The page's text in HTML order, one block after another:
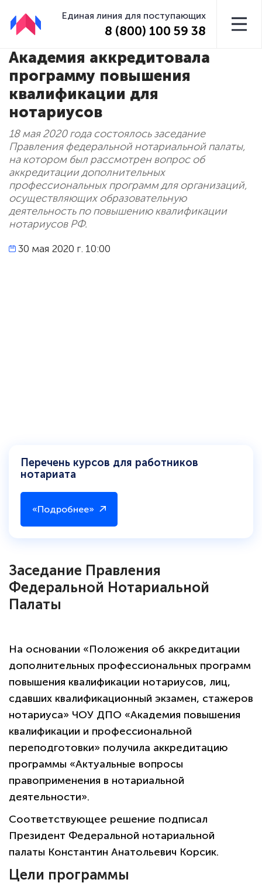
Единая линия для поступающих
8 (800) 100 59 38
Академия аккредитовала
программу повышения
квалификации для
нотариусов
18 мая 2020 года состоялось заседание
Правления федеральной нотариальной палаты,
на котором был рассмотрен вопрос об
аккредитации дополнительных
профессиональных программ для организаций,
осуществляющих образовательную
деятельность по повышению квалификации
нотариусов РФ.
30 мая 2020 г. 10:00
Перечень курсов для работников
нотариата
«Подробнее»
Заседание Правления
Федеральной Нотариальной
Палаты
На основании «Положения об аккредитации
дополнительных профессиональных программ
повышения квалификации нотариусов, лиц,
сдавших квалификационный экзамен, стажеров
нотариуса» ЧОУ ДПО «Академия повышения
квалификации и профессиональной
переподготовки» получила аккредитацию
программы «Актуальные вопросы
правоприменения в нотариальной
деятельности».
Соответствующее решение подписал
Президент Федеральной нотариальной
палаты Константин Анатольевич Корсик.
Цели программы